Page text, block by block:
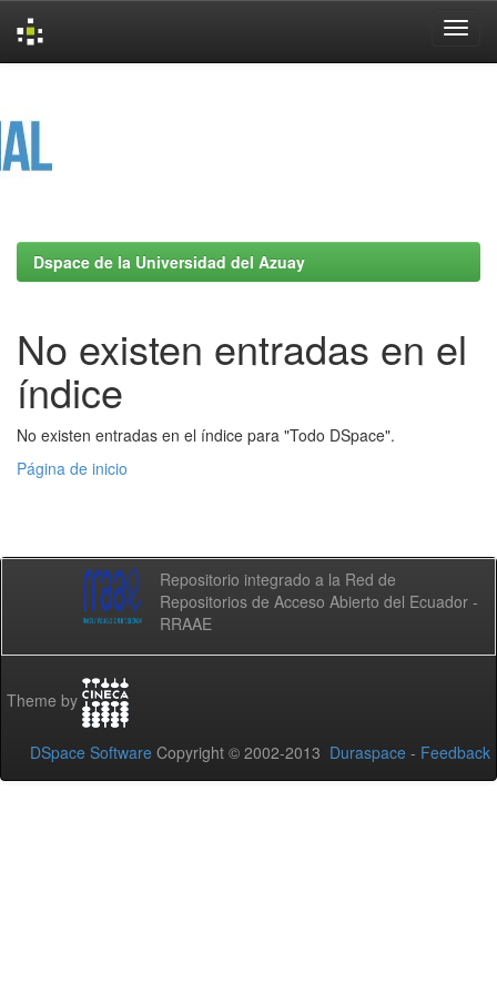
Dspace de la Universidad del Azuay
No existen entradas en el
índice
No existen entradas en el índice para "Todo DSpace".
Página de inicio
Repositorio integrado a la Red de
Repositorios de Acceso Abierto del Ecuador -
RRAAE
Theme by
DSpace Software Copyright © 2002-2013 Duraspace - Feedback